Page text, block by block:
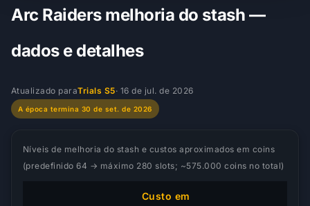
Arc Raiders melhoria do stash —
dados e detalhes
Atualizado paraTrials S5· 16 de jul. de 2026
A época termina 30 de set. de 2026
Níveis de melhoria do stash e custos aproximados em coins
(predefinido 64 → máximo 280 slots; ~575.000 coins no total)
Custo em